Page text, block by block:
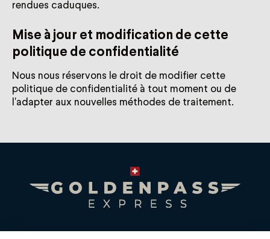
rendues caduques.
Mise à jour et modification de cette
politique de confidentialité
Nous nous réservons le droit de modifier cette
politique de confidentialité à tout moment ou de
l'adapter aux nouvelles méthodes de traitement.